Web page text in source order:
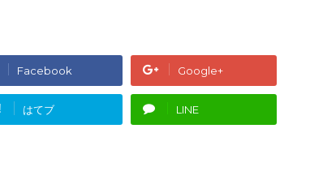
Facebook Google+
はてブ LINE